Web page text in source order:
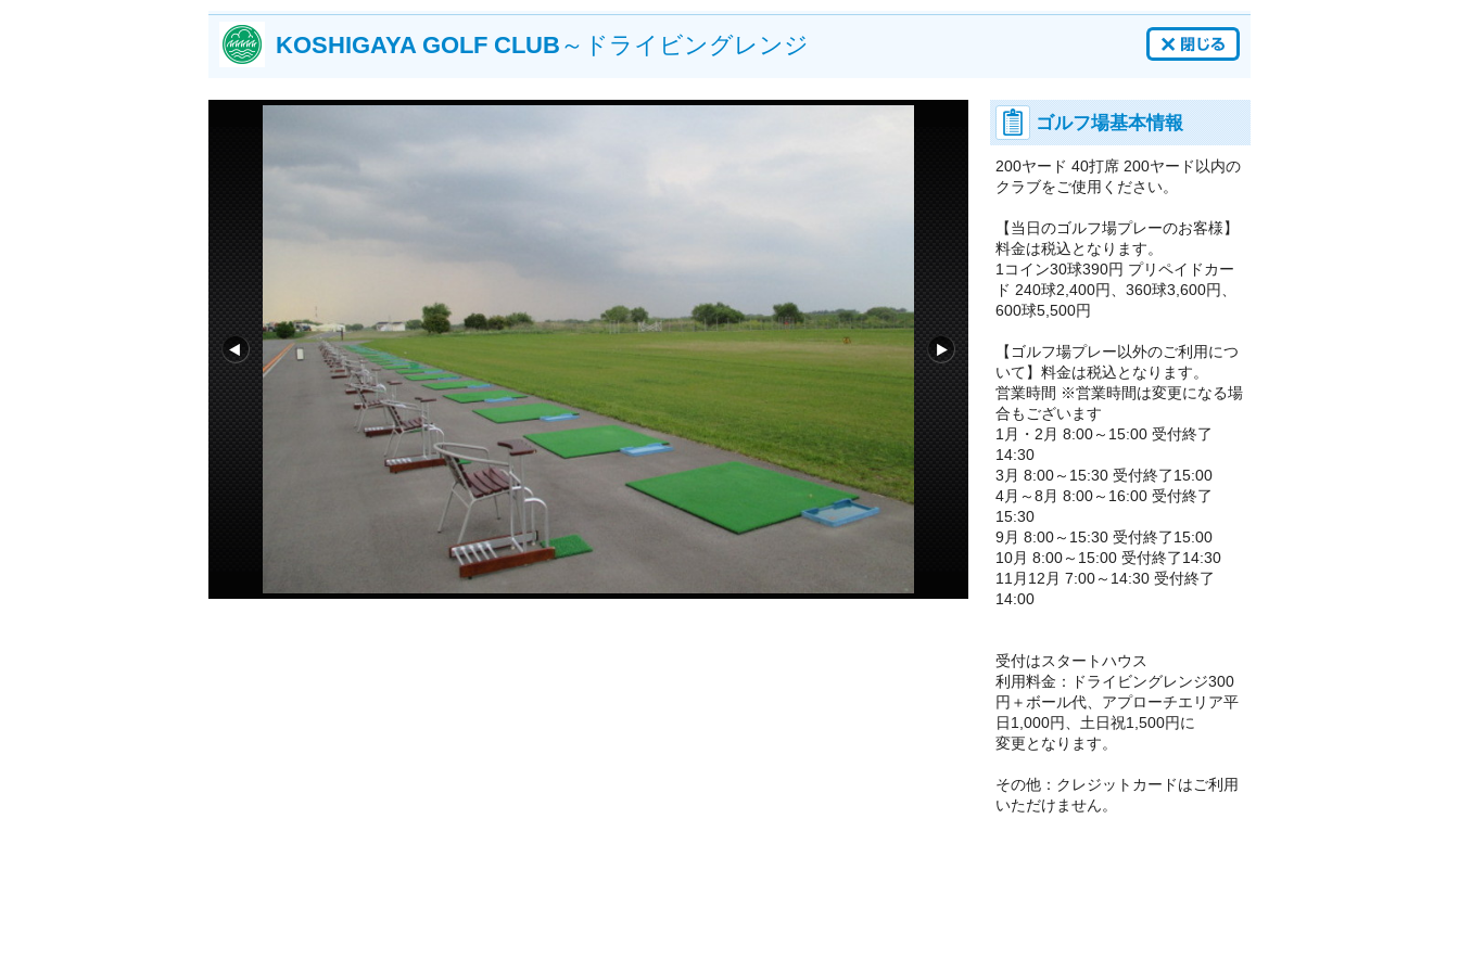
KOSHIGAYA GOLF CLUB ～ドライビングレンジ
ゴルフ場基本情報
200ヤード 40打席 200ヤード以内の
クラブをご使用ください。
【当日のゴルフ場プレーのお客様】
料金は税込となります。
1コイン30球390円 プリペイドカー
ド 240球2,400円、360球3,600円、
600球5,500円
【ゴルフ場プレー以外のご利用につ
いて】料金は税込となります。
営業時間 ※営業時間は変更になる場
合もございます
1月・2月 8:00～15:00 受付終了
14:30
3月 8:00～15:30 受付終了15:00
4月～8月 8:00～16:00 受付終了
15:30
9月 8:00～15:30 受付終了15:00
10月 8:00～15:00 受付終了14:30
11月12月 7:00～14:30 受付終了
14:00
受付はスタートハウス
利用料金：ドライビングレンジ300
円＋ボール代、アプローチエリア平
日1,000円、土日祝1,500円に
変更となります。
その他：クレジットカードはご利用
いただけません。